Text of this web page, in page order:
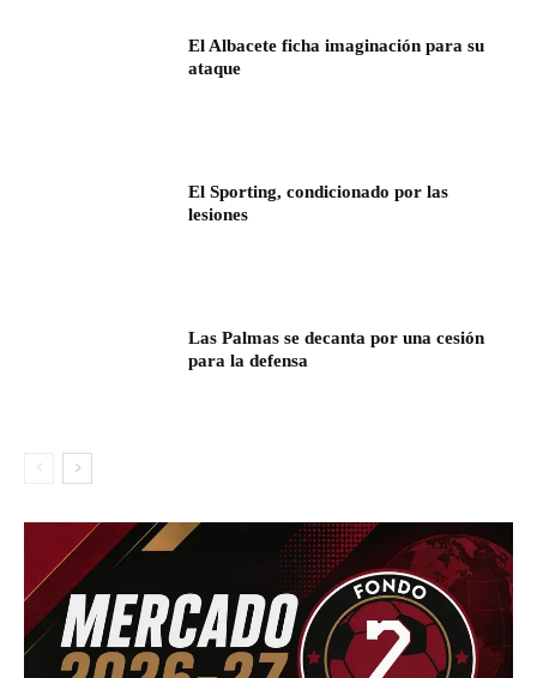
El Albacete ficha imaginación para su
ataque
El Sporting, condicionado por las
lesiones
Las Palmas se decanta por una cesión
para la defensa